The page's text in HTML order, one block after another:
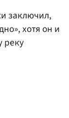
заключил,
хотя он и
реку